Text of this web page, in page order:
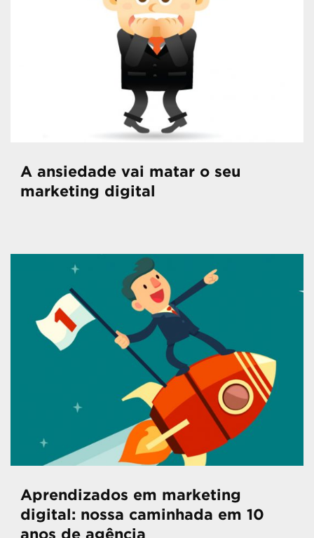
A ansiedade vai matar o seu
marketing digital
Aprendizados em marketing
digital: nossa caminhada em 10
anos de agência